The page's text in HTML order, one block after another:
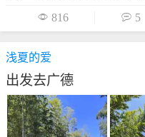
 816  5
浅夏的爱
出发去广德